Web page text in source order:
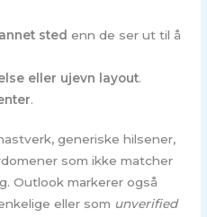
sted enn de ser ut til å
eller ujevn layout.
.
generiske hilsener,
som ikke matcher
Outlook markerer også
eller som unverified